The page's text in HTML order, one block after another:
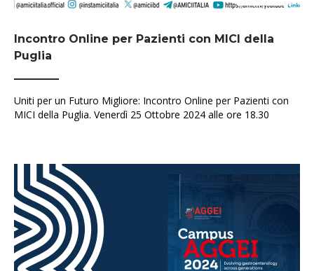
Incontro Online per Pazienti con MICI della
Puglia
Uniti per un Futuro Migliore: Incontro Online per Pazienti con
MICI della Puglia. Venerdì 25 Ottobre 2024 alle ore 18.30